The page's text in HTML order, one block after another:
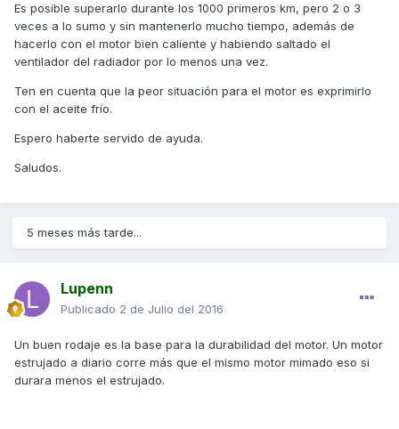
Es posible superarlo durante los 1000 primeros km, pero 2 o 3
veces a lo sumo y sin mantenerlo mucho tiempo, además de
hacerlo con el motor bien caliente y habiendo saltado el
ventilador del radiador por lo menos una vez.
Ten en cuenta que la peor situación para el motor es exprimirlo
con el aceite frío.
Espero haberte servido de ayuda.
Saludos.
5 meses más tarde...
Lupenn
Publicado 2 de Julio del 2016
Un buen rodaje es la base para la durabilidad del motor. Un motor
estrujado a diario corre más que el mismo motor mimado eso si
durara menos el estrujado.